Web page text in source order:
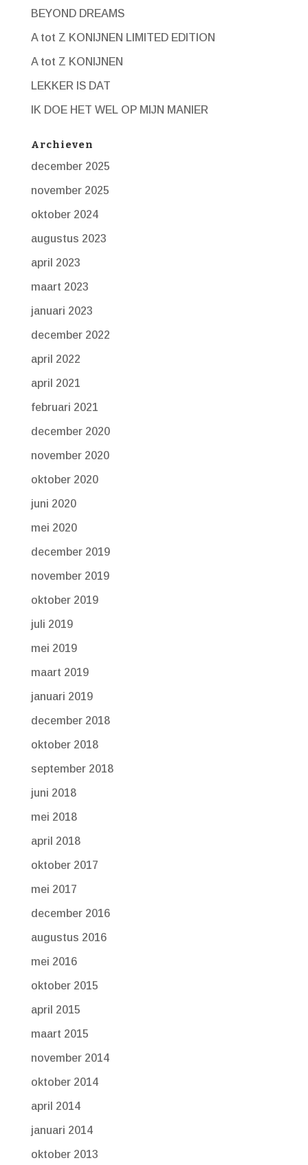
BEYOND DREAMS
A tot Z KONIJNEN LIMITED EDITION
A tot Z KONIJNEN
LEKKER IS DAT
IK DOE HET WEL OP MIJN MANIER
Archieven
december 2025
november 2025
oktober 2024
augustus 2023
april 2023
maart 2023
januari 2023
december 2022
april 2022
april 2021
februari 2021
december 2020
november 2020
oktober 2020
juni 2020
mei 2020
december 2019
november 2019
oktober 2019
juli 2019
mei 2019
maart 2019
januari 2019
december 2018
oktober 2018
september 2018
juni 2018
mei 2018
april 2018
oktober 2017
mei 2017
december 2016
augustus 2016
mei 2016
oktober 2015
april 2015
maart 2015
november 2014
oktober 2014
april 2014
januari 2014
oktober 2013